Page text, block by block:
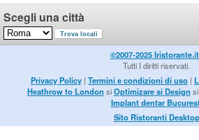
Scegli una città
©2007-2025
Tutti I diritti riservati.
Privacy Policy | Termini e condizioni di uso |
Heathrow to London siOptimizare si Design si
Implant dentar
Sito Ristoranti Desktop